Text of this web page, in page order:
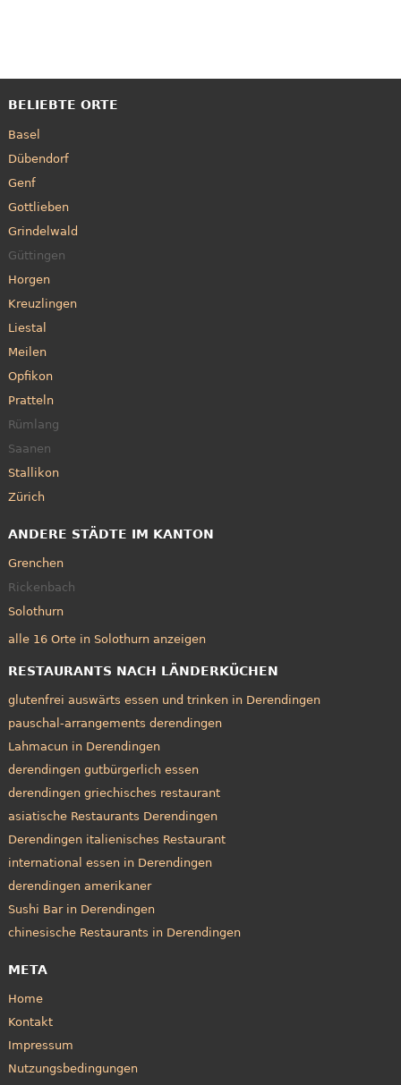
BELIEBTE ORTE
Basel
Dübendorf
Genf
Gottlieben
Grindelwald
Güttingen
Horgen
Kreuzlingen
Liestal
Meilen
Opfikon
Pratteln
Rümlang
Saanen
Stallikon
Zürich
ANDERE STÄDTE IM KANTON
Grenchen
Rickenbach
Solothurn
alle 16 Orte in Solothurn anzeigen
RESTAURANTS NACH LÄNDERKÜCHEN
glutenfrei auswärts essen und trinken in Derendingen
pauschal-arrangements derendingen
Lahmacun in Derendingen
derendingen gutbürgerlich essen
derendingen griechisches restaurant
asiatische Restaurants Derendingen
Derendingen italienisches Restaurant
international essen in Derendingen
derendingen amerikaner
Sushi Bar in Derendingen
chinesische Restaurants in Derendingen
META
Home
Kontakt
Impressum
Nutzungsbedingungen